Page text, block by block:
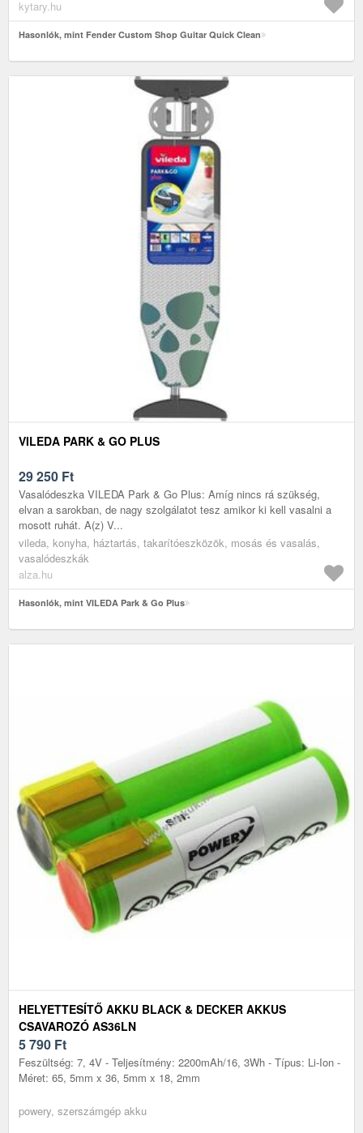
kytary.hu
Hasonlók, mint Fender Custom Shop Guitar Quick Clean
VILEDA PARK & GO PLUS
29 250 Ft
Vasalódeszka VILEDA Park & Go Plus: Amíg nincs rá szükség,
elvan a sarokban, de nagy szolgálatot tesz amikor ki kell vasalni a
mosott ruhát. A(z) V...
vileda, konyha, háztartás, takarítóeszközök, mosás és vasalás,
vasalódeszkák
alza.hu
Hasonlók, mint VILEDA Park & Go Plus
HELYETTESÍTŐ AKKU BLACK & DECKER AKKUS
CSAVAROZÓ AS36LN
5 790 Ft
Feszültség: 7, 4V - Teljesítmény: 2200mAh/16, 3Wh - Típus: Li-Ion -
Méret: 65, 5mm x 36, 5mm x 18, 2mm
powery, szerszámgép akku